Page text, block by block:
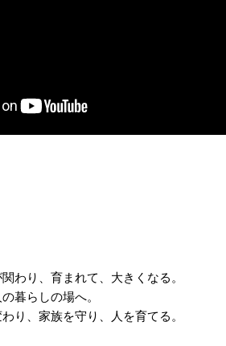
わり、育まれて、大きくなる。
暮らしの場へ。
り、家族を守り、人を育てる。